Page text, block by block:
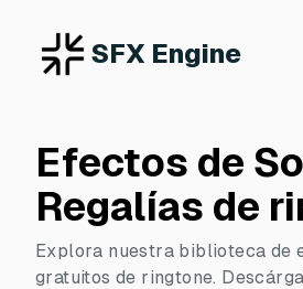
SFX Engine
Efectos de
Regalías de
Explora nuestra biblioteca de
gratuitos de ringtone.